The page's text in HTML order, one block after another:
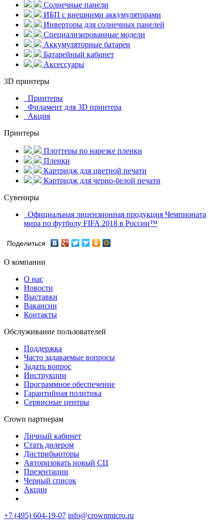
Солнечные панели
ИБП с внешними аккумуляторами
Инверторы для солнечных панелей
Специализированные модели
Аккумуляторные батареи
Батарейный кабинет
Аксессуары
3D принтеры
Принтеры
Филамент для 3D принтера
Акция
Принтеры
Плоттеры по нарезке пленки
Пленки
Картридж для цветной печати
Картридж для черно-белой печати
Сувениры
Официальная лицензионная продукция Чемпионата
мира по футболу FIFA 2018 в России™
Поделиться
О компании
О нас
Новости
Выставки
Вакансии
Контакты
Обслуживание пользователей
Поддержка
Часто задаваемые вопросы
Задать вопрос
Инструкции
Программное обеспечение
Гарантийная политика
Сервисные центры
Crown партнерам
Личный кабинет
Стать дилером
Дистрибьюторы
Авторизовать новый СЦ
Презентации
Черный список
Акции
+7 (495) 604-19-07 info@crownmicro.ru